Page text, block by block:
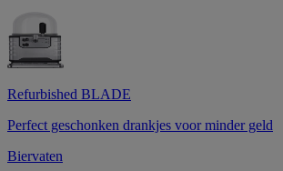
Refurbished BLADE
Perfect geschonken drankjes voor minder geld
Biervaten